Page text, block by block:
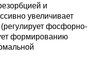
и
увеличивает
фосфорно-
формированию